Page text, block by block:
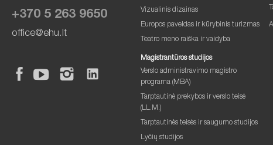
+370 5 263 9650
office@ehu.lt
Vizualinis dizainas
Europos paveldas ir kūrybinis turizmas
Teatro meno raiška ir vaidyba
Magistrantūros studijos
Verslo administravimo magistro
programa (MBA)
Tarptautinė prekybos ir verslo teisė
(LL.M.)
Tarptautinės teisės ir saugumo studijos
Lyčių studijos